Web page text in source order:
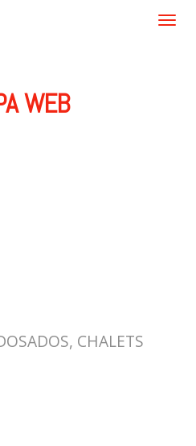
WEB
CHALETS